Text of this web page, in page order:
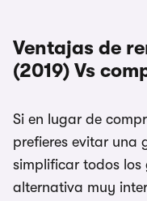
Ventajas de
(2019) Vs
Si en lugar de
prefieres evitar una
simplificar todos los
alternativa muy